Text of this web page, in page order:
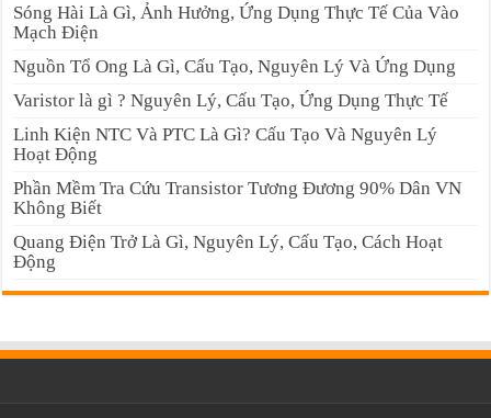
Sóng Hài Là Gì, Ảnh Hưởng, Ứng Dụng Thực Tế Của Vào
Mạch Điện
Nguồn Tổ Ong Là Gì, Cấu Tạo, Nguyên Lý Và Ứng Dụng
Varistor là gì ? Nguyên Lý, Cấu Tạo, Ứng Dụng Thực Tế
Linh Kiện NTC Và PTC Là Gì? Cấu Tạo Và Nguyên Lý
Hoạt Động
Phần Mềm Tra Cứu Transistor Tương Đương 90% Dân VN
Không Biết
Quang Điện Trở Là Gì, Nguyên Lý, Cấu Tạo, Cách Hoạt
Động